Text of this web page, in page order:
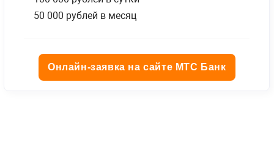
50 000 рублей в месяц
Онлайн-заявка на сайте МТС Банк